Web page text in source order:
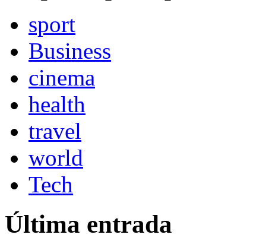
sport
Business
cinema
health
travel
world
Tech
Última entrada